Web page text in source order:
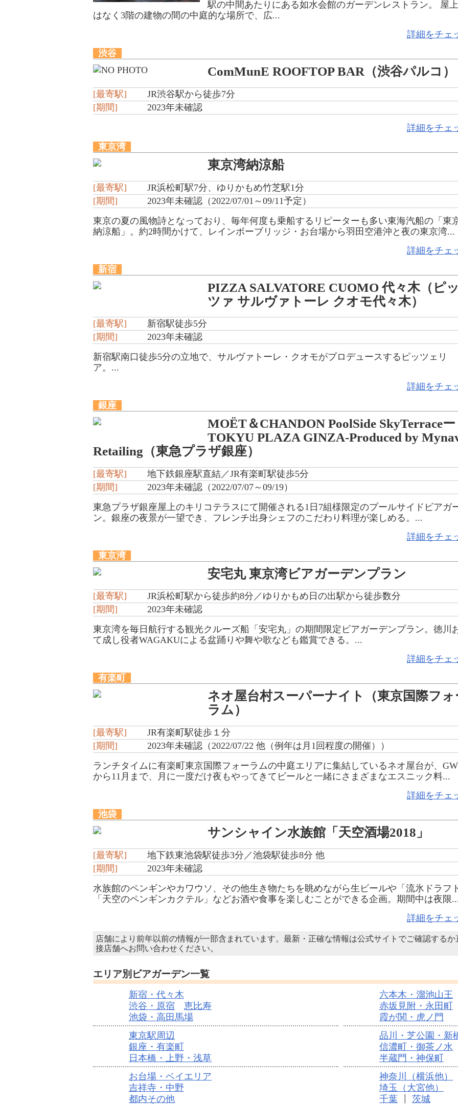
駅の中間あたりにある如水会館のガーデンレストラン。 屋
はなく3階の建物の間の中庭的な場所で、広...
詳細をチェ
渋谷
ComMunE ROOFTOP BAR（渋谷パルコ）
[最寄駅]
JR渋谷駅から徒歩7分
[期間]
2023年未確認
詳細をチェ
東京湾
東京湾納涼船
[最寄駅]
JR浜松町駅7分、ゆりかもめ竹芝駅1分
[期間]
2023年未確認（2022/07/01～09/11予定）
東京の夏の風物詩となっており、毎年何度も乗船するリピーターも多い東海汽船の「東
納涼船」。約2時間かけて、レインボーブリッジ・お台場から羽田空港沖と夜の東京湾...
詳細をチェ
新宿
PIZZA SALVATORE CUOMO 代々木（ピッ
ツァ サルヴァトーレ クオモ代々木）
[最寄駅]
新宿駅徒歩5分
[期間]
2023年未確認
新宿駅南口徒歩5分の立地で、サルヴァトーレ・クオモがプロデュースするピッツェリ
ア。...
詳細をチェ
銀座
MOËT＆CHANDON PoolSide SkyTerraceー
TOKYU PLAZA GINZA-Produced by
Retailing（東急プラザ銀座）
[最寄駅]
地下鉄銀座駅直結／JR有楽町駅徒歩5分
[期間]
2023年未確認（2022/07/07～09/19）
東急プラザ銀座屋上のキリコテラスにて開催される1日7組様限定のプールサイドビアガ
ン。銀座の夜景が一望でき、フレンチ出身シェフのこだわり料理が楽しめる。...
詳細をチェ
東京湾
安宅丸 東京湾ビアガーデンプラン
[最寄駅]
JR浜松町駅から徒歩約8分／ゆりかもめ日の出駅から徒歩数分
[期間]
2023年未確認
東京湾を毎日航行する観光クルーズ船「安宅丸」の期間限定ビアガーデンプラン。徳川
て成し役者WAGAKUによる盆踊りや舞や歌なども鑑賞できる。...
詳細をチェ
有楽町
ネオ屋台村スーパーナイト（東京国際フォ
ラム）
[最寄駅]
JR有楽町駅徒歩１分
[期間]
2023年未確認（2022/07/22 他（例年は月1回程度の開催））
ランチタイムに有楽町東京国際フォーラムの中庭エリアに集結しているネオ屋台が、
から11月まで、月に一度だけ夜もやってきてビールと一緒にさまざまなエスニック料...
詳細をチェ
池袋
サンシャイン水族館「天空酒場2018」
[最寄駅]
地下鉄東池袋駅徒歩3分／池袋駅徒歩8分 他
[期間]
2023年未確認
水族館のペンギンやカワウソ、その他生き物たちを眺めながら生ビールや「流氷ドラフト
「天空のペンギンカクテル」などお酒や食事を楽しむことができる企画。期間中は夜限
詳細をチェ
店舗により前年以前の情報が一部含まれています。最新・正確な情報は公式サイトでご確認するか
接店舗へお問い合わせください。
エリア別ビアガーデン一覧
新宿・代々木
渋谷・原宿
恵比寿
池袋・高田馬場
六本木・溜池山王
赤坂見附・永田町
霞が関・虎ノ門
東京駅周辺
銀座・有楽町
日本橋・上野・浅草
品川・芝公園・新
信濃町・御茶ノ水
半蔵門・神保町
お台場・ベイエリア
吉祥寺・中野
都内その他
神奈川（横浜他）
埼玉（大宮他）
千葉
茨城